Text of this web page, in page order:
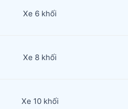
Xe 6 khối
Xe 8 khối
Xe 10 khối